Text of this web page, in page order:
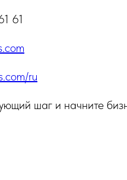
61
ru
шаг и начните